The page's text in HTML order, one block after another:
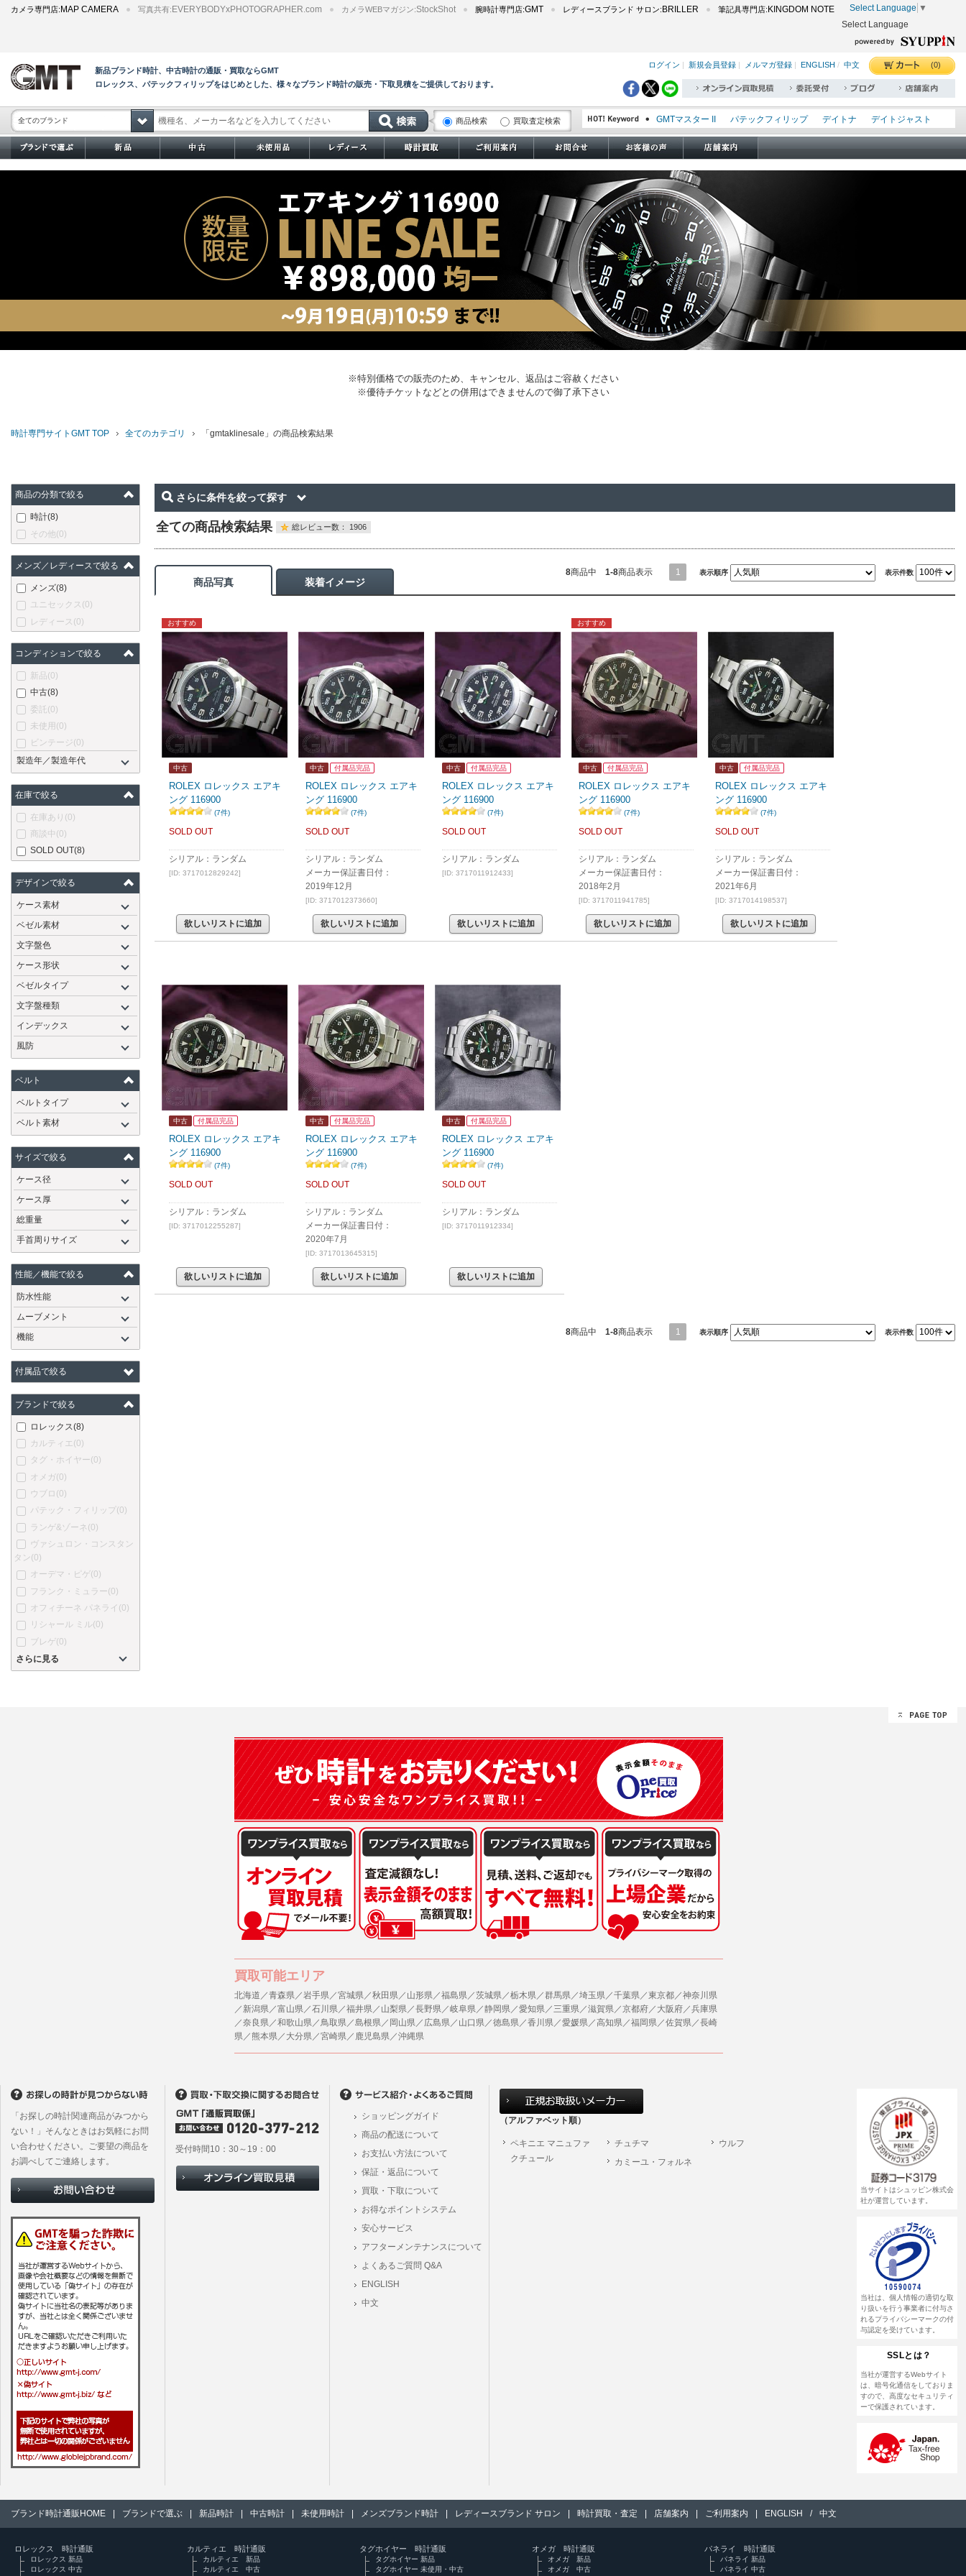
カメラ専門店: MAP CAMERA 写真共有: EVERYBODYxPHOTOGRAPHER.com カメラWEBマガジン:StockShot 腕時計専門店:GMT レディースブランド サロン: BRILLER 筆記具専門店: KINGDOM NOTE Select Language ▼
Select Language
新品ブランド時計、中古時計の通販・買取ならGMT
ロレックス、パテックフィリップをはじめとした、様々なブランド時計の販売・下取見積をご提供しております。
ログイン 新規会員登録 メルマガ登録 ENGLISH / 中文 (0)
全てのブランド 商品検索 買取査定検索 GMTマスター II パテックフィリップ デイトナ
デイトジャスト
エクスプローラー I
オイスターパーペチュアル
シードゥエラー
※特別価格での販売のため、キャンセル、返品はご容赦ください
※優待チケットなどとの併用はできませんので御了承下さい
時計専門サイトGMT TOP 全てのカテゴリ 「gmtaklinesale」の商品検索結果
商品の分類で絞る
時計(8)
その他(0)
メンズ／レディースで絞る
メンズ(8)
ユニセックス (0)
レディース (0)
コンディションで絞る
新品(0)
中古(8)
委託 (0)
未使用 (0)
ビンテージ(0)
製造年／製造年代
在庫で絞る
在庫あり (0)
商談中 (0)
SOLD OUT(8)
デザインで絞る
ケース素材
ベゼル素材
文字盤色
ケース形状
ベゼルタイプ
文字盤種類
インデックス
風防
ベルト
ベルトタイプ
ベルト素材
サイズで絞る
ケース径
ケース厚
総重量
手首周りサイズ
性能／機能で絞る
防水性能
ムーブメント
機能
付属品で絞る
ブランドで絞る
ロレックス(8)
カルティエ(0)
タグ・ホイヤー(0)
オメガ(0)
ウブロ (0)
パテック・フィリップ (0)
ランゲ&ゾーネ (0)
ヴァシュロン・コンスタン
タン (0)
オーデマ・ピゲ(0)
フランク・ミュラー(0)
オフィチーネ パネライ (0)
リシャール ミル(0)
ブレゲ(0)
さらに見る
さらに条件を絞って探す
全ての商品検索結果 総レビュー数： 1906
商品写真 装着イメージ
8商品中 1-8商品表示 1 表示順序 表示件数
中古
おすすめ
ROLEX ロレックス エアキ
ング 116900
(7件)
SOLD OUT
シリアル：ランダム
[ID: 3717012829242]
欲しいリストに追加
中古 付属品完品
ROLEX ロレックス エアキ
ング 116900
(7件)
SOLD OUT
シリアル：ランダム
メーカー保証書日付：
2019年12月
[ID: 3717012373660]
欲しいリストに追加
中古 付属品完品
ROLEX ロレックス エアキ
ング 116900
(7件)
SOLD OUT
シリアル：ランダム
[ID: 3717011912433]
欲しいリストに追加
中古 付属品完品
おすすめ
ROLEX ロレックス エアキ
ング 116900
(7件)
SOLD OUT
シリアル：ランダム
メーカー保証書日付：
2018年2月
[ID: 3717011941785]
欲しいリストに追加
中古 付属品完品
ROLEX ロレックス エアキ
ング 116900
(7件)
SOLD OUT
シリアル：ランダム
メーカー保証書日付：
2021年6月
[ID: 3717014198537]
欲しいリストに追加
中古 付属品完品
ROLEX ロレックス エアキ
ング 116900
(7件)
SOLD OUT
シリアル：ランダム
[ID: 3717012255287]
欲しいリストに追加
中古 付属品完品
ROLEX ロレックス エアキ
ング 116900
(7件)
SOLD OUT
シリアル：ランダム
メーカー保証書日付：
2020年7月
[ID: 3717013645315]
欲しいリストに追加
中古 付属品完品
ROLEX ロレックス エアキ
ング 116900
(7件)
SOLD OUT
シリアル：ランダム
[ID: 3717011912334]
欲しいリストに追加
8商品中 1-8商品表示 1 表示順序 表示件数
買取可能エリア
北海道／青森県／岩手県／宮城県／秋田県／山形県／福島県／茨城県／栃木県／群馬県／埼玉県／千葉県／東京都／神奈川県
／新潟県／富山県／石川県／福井県／山梨県／長野県／岐阜県／静岡県／愛知県／三重県／滋賀県／京都府／大阪府／兵庫県
／奈良県／和歌山県／鳥取県／島根県／岡山県／広島県／山口県／徳島県／香川県／愛媛県／高知県／福岡県／佐賀県／長崎
県／熊本県／大分県／宮崎県／鹿児島県／沖縄県
（アルファベット順）
ペキニエ マニュファ
クチュール
チュチマ
ウルフ
カミーユ・フォルネ
「お探しの時計関連商品がみつから
ない！」そんなときはお気軽にお問
い合わせください。ご要望の商品を
お調べしてご連絡します。
受付時間10：30～19：00
ショッピングガイド
商品の配送について
お支払い方法について
保証・返品について
買取・下取について
お得なポイントシステム
安心サービス
アフターメンテナンスについて
よくあるご質問 Q&A
ENGLISH
中文
当サイトはシュッピン株式会
社が運営しています。
当社は、個人情報の適切な取
り扱いを行う事業者に付与さ
れるプライバシーマークの付
与認定を受けています。
SSLとは？
当社が運営するWebサイト
は、暗号化通信をしておりま
すので、高度なセキュリティ
ーで保護されています。
ブランド時計通販HOME ブランドで選ぶ 新品時計 中古時計 未使用時計 メンズブランド時計 レディースブランド サロン 時計買取・査定 店舗案内 ご利用案内 ENGLISH / 中文
ロレックス 時計通販
ロレックス 新品
ロレックス 中古
カルティエ 時計通販
カルティエ 新品
カルティエ 中古
タグホイヤー 時計通販
タグホイヤー 新品
タグホイヤー 未使用・中古
オメガ 時計通販
オメガ 新品
オメガ 中古
パネライ 時計通販
パネライ 新品
パネライ 中古